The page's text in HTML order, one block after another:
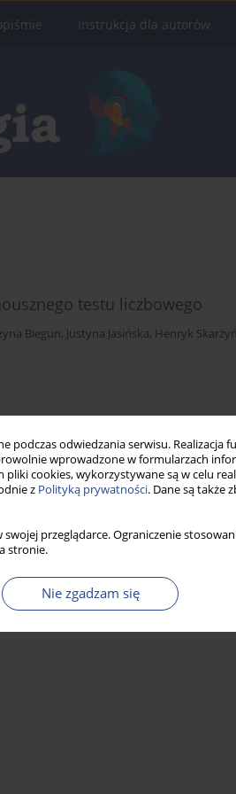
podczas odwiedzania serwisu.
wprowadzone w formularzach
pliki cookies, wykorzystywane są w celu
z Polityką prywatności. Dane są także
przeglądarce. Ograniczenie
stronie.
Nie zgadzam się
Instrukcja dla autorów
testu liczbowego
Biegun, Justyna Jasińska, Henryk